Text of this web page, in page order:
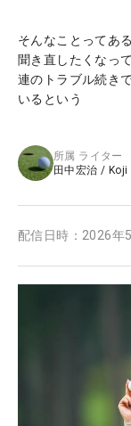
そんなことってあ
聞き直したくなっ
連のトラブル続き
いるという
所属 ライター
田中宏治 / Koji
配信日時： 2026年